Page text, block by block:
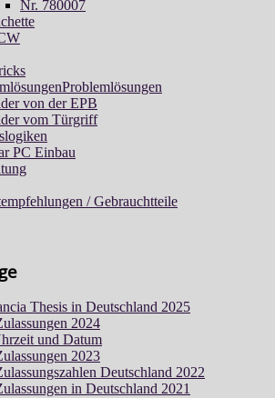
Nr. 780007
Problemlösungen
von der EPB
vom Türgriff
PC Einbau
/ Gebrauchtteile
Thesis in Deutschland 2025
2024
und Datum
2023
Deutschland 2022
in Deutschland 2021